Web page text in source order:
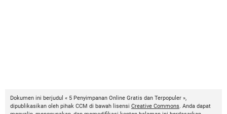
Dokumen ini berjudul « 5 Penyimpanan Online Gratis dan Terpopuler »,
dipublikasikan oleh pihak CCM di bawah lisensi Creative Commons. Anda dapat